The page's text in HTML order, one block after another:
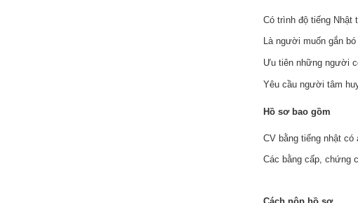
Có trình độ tiếng Nhật
Là người muốn gắn
Ưu tiên những người
Yêu cầu người tâm
Hồ sơ bao gồm
CV bằng tiếng nhật có
Các bằng cấp, chứng